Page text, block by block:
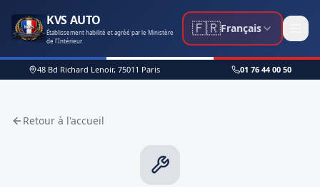
KVS AUTO
Établissement habilité et agréé par le Ministère
de l'Intérieur
🇫🇷Français
48 Bd Richard Lenoir, 75011 Paris 01 76 44 00 50
Retour à l'accueil